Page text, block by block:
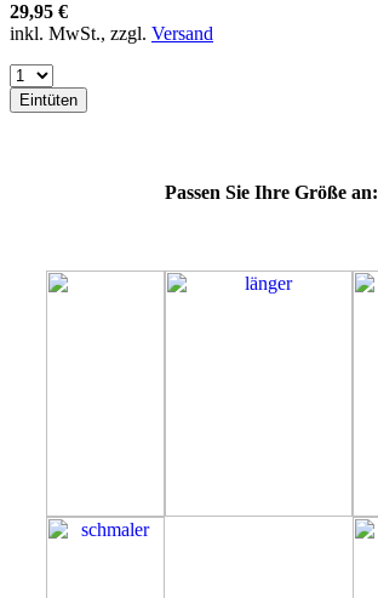
64E
64F
64L
64M
29,95 €
inkl. MwSt., zzgl. Versand
Eintüten
Passen Sie Ihre Größe an: